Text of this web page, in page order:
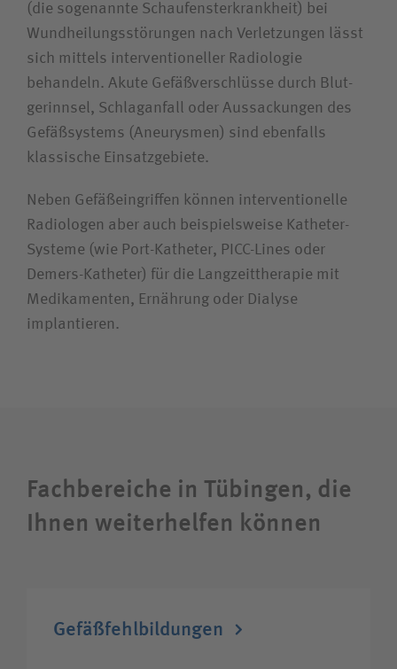
(die sogenannte Schaufenster­krankheit) bei
Wund­heilungs­störungen nach Verletzungen lässt
sich mittels interventioneller Radiologie
behandeln. Akute Gefäß­verschlüsse durch Blut­
gerinnsel, Schlaganfall oder Aussackungen des
Gefäßsystems (Aneurysmen) sind ebenfalls
klassische Einsatzgebiete.
Neben Gefäß­eingriffen können interventionelle
Radiologen aber auch beispielsweise Katheter-
Systeme (wie Port-Katheter, PICC-Lines oder
Demers-Katheter) für die Lang­zeit­therapie mit
Medikamenten, Ernährung oder Dialyse
implantieren.
Fachbereiche in Tübingen, die
Ihnen weiterhelfen können
Gefäß­fehl­bildungen